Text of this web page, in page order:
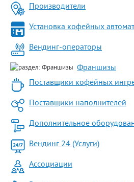
Производители
Установка кофейных
Вендинг-операторы
Франшизы
Поставщики кофейных
Поставщики наполнителей
Дополнительное
Вендинг 24 (Услуги)
Ассоциации